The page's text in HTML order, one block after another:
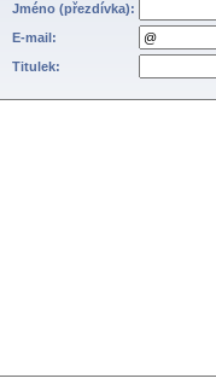
Jméno (přezdívka):
E-mail:
Titulek: